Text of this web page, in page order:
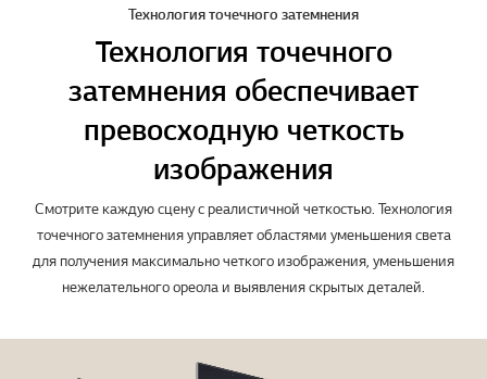
Технология точечного затемнения
Технология точечного
затемнения обеспечивает
превосходную четкость
изображения
Смотрите каждую сцену с реалистичной четкостью. Технология
точечного затемнения управляет областями уменьшения света
для получения максимально четкого изображения, уменьшения
нежелательного ореола и выявления скрытых деталей.